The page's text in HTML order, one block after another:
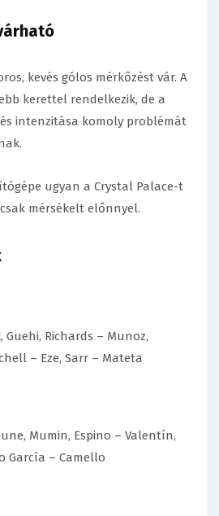
kevés gólos mérkőzést vár. A
kerettel rendelkezik, de a
és intenzitása komoly problémát
ugyan a Crystal Palace-t
mérsékelt előnnyel.
Guehi, Richards – Munoz,
– Eze, Sarr – Mateta
Mumin, Espino – Valentín,
García – Camello